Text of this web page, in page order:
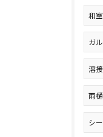
和室
ガ
溶
雨樋
シ